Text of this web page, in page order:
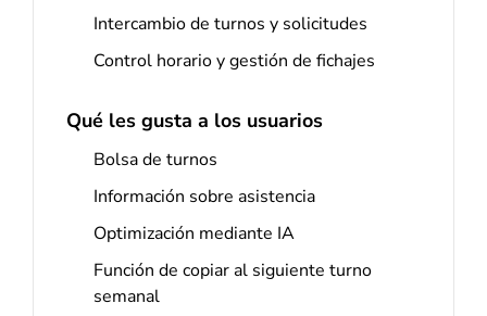
Intercambio de turnos y solicitudes
Control horario y gestión de fichajes
Qué les gusta a los usuarios
Bolsa de turnos
Información sobre asistencia
Optimización mediante IA
Función de copiar al siguiente turno
semanal